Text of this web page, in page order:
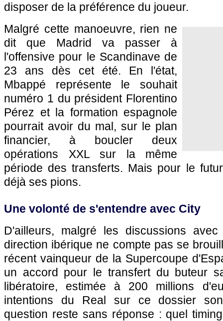
disposer de la préférence du joueur.
Malgré cette manoeuvre, rien ne
dit que Madrid va passer à
l'offensive pour le Scandinave de
23 ans dès cet été. En l'état,
Mbappé représente le souhait
numéro 1 du président Florentino
Pérez et la formation espagnole
pourrait avoir du mal, sur le plan
financier, à boucler deux
opérations XXL sur la même
période des transferts. Mais pour le
déjà ses pions.
Une volonté de s'entendre avec City
D'ailleurs, malgré les discussions
direction ibérique ne compte pas se
récent vainqueur de la Supercoupe
un accord pour le transfert du buteur
libératoire, estimée à 200 millions
intentions du Real sur ce dossier
question reste sans réponse : quel